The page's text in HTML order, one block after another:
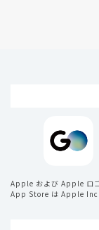
Apple および Apple ロ
App Store は Apple Inc.